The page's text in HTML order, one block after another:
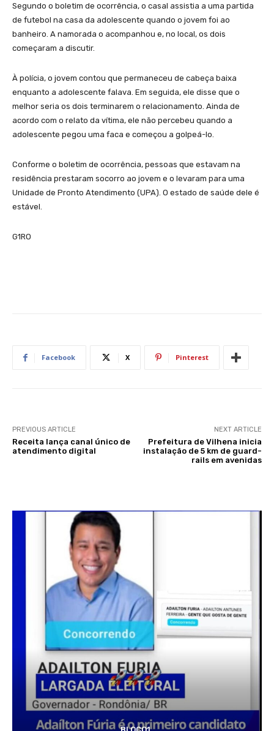
Segundo o boletim de ocorrência, o casal assistia a uma partida
de futebol na casa da adolescente quando o jovem foi ao
banheiro. A namorada o acompanhou e, no local, os dois
começaram a discutir.
À polícia, o jovem contou que permaneceu de cabeça baixa
enquanto a adolescente falava. Em seguida, ele disse que o
melhor seria os dois terminarem o relacionamento. Ainda de
acordo com o relato da vítima, ele não percebeu quando a
adolescente pegou uma faca e começou a golpeá-lo.
Conforme o boletim de ocorrência, pessoas que estavam na
residência prestaram socorro ao jovem e o levaram para uma
Unidade de Pronto Atendimento (UPA). O estado de saúde dele é
estável.
G1RO
Facebook X Pinterest
PREVIOUS ARTICLE
Receita lança canal único de
atendimento digital
NEXT ARTICLE
Prefeitura de Vilhena inicia
instalação de 5 km de guard-
rails em avenidas